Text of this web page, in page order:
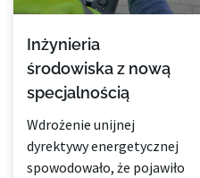
Inżynieria
środowiska z nową
specjalnością
Wdrożenie unijnej
dyrektywy energetycznej
spowodowało, że pojawiło